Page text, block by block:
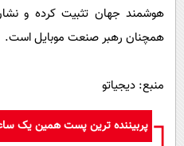
هوشمند جهان تثبیت کرده و
همچنان رهبر صنعت موبایل است.
منبع: دیجیاتو
پربیننده ترین پست همین یک